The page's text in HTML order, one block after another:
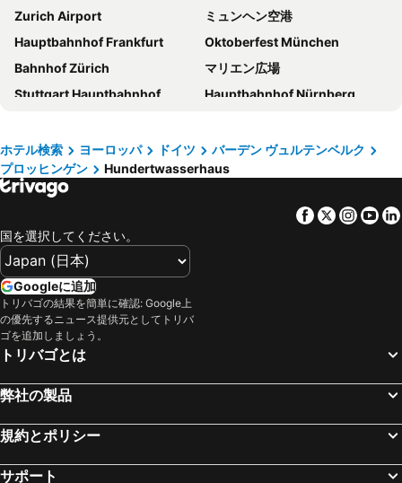
MASEVEN Stuttgart SI-Centrum
Motel One Stuttgart-Mitte
Hotel Astoria am Urachplatz
ヒルトン ガーデン イン シュトゥットガルト ネッカー パーク
モーベンピック ホテル シュトゥットガルト エアポート
EmiLu Design Hotel
Ruby Hanna Hotel Stuttgart
アロフト シュトゥットガルト
Hotel Royal
Hotel am Feuersee
Abalon Hotel Ideal
Hotel Garni am Olgaeck
トップ ホテル ヴァルトブルク シュトゥットガルト
Wyndham Stuttgart Airport Messe
Hotel Spahr
クローネンホテル シュトゥットガルト
Hotel Stern
アハートコンフォートエアポート&メッセシュトゥットガルト (旧ゴールデンリーフ)
Garner Hotel Stuttgart City Centre By Ihg
Essential by Dorint Stuttgart-Airport
Aparthotel Adagio Stuttgart Neckarpark
Mövenpick Hotel Stuttgart Messe & Congress
Jaz in the City Stuttgart
Zurich Airport
ミュンヘン空港
Hauptbahnhof Frankfurt
Oktoberfest München
Bahnhof Zürich
マリエン広場
Stuttgart Hauptbahnhof
Hauptbahnhof Nürnberg
ハイデルベルク城
レーマー
Bahnhof Füssen
Burg Rheinstein
City Centre
ヨーロッパパーク
新ミュンヘン国際見本市会場
Technische Universität München
Hauptbahnhof Mainz
バーゼル・ミュールーズ・フライブルグ国際空港
Marktplatz
Zeppelin Museum
アリアンツ アレーナ
ヴュルツブルクのレジデンツ
ホテル検索 ヨーロッパ ドイツ
バーデン ヴュルテンベルク
プロッヒンゲン
Hundertwasserhaus
Facebook
Twitter
国を選択してください。
Googleに追加
トリバゴの結果を簡単に確認: Google上
の優先するニュース提供元としてトリバ
ゴを追加しましょう。
トリバゴとは
弊社の製品
規約とポリシー
サポート